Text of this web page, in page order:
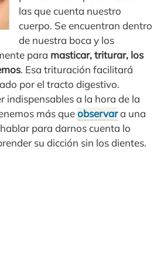
las que cuenta nuestro
cuerpo. Se encuentran dentro
de nuestra boca y los
para masticar, triturar, los
. Esa trituración facilitará
por el tracto digestivo.
indispensables a la hora de la
más queobservara una
para darnos cuenta lo
su dicción sin los dientes.